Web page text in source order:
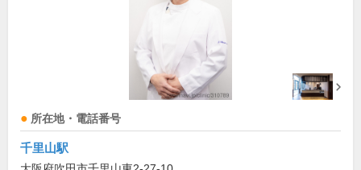
所在地・電話番号
千里山駅